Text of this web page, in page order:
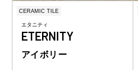
CERAMIC TILE
エタニティ
ETERNITY
アイボリー